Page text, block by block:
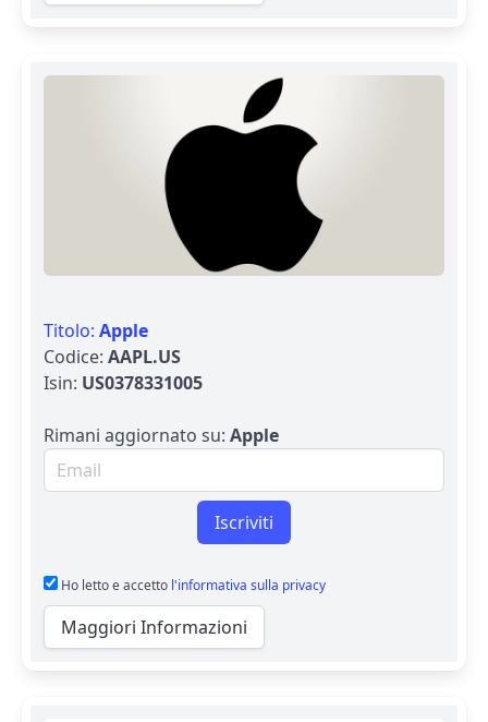
Titolo: Apple
Codice: AAPL.US
Isin: US0378331005
Rimani aggiornato su: Apple
Email per newsletter
Iscriviti
Ho letto e accetto l'informativa sulla privacy
Maggiori Informazioni